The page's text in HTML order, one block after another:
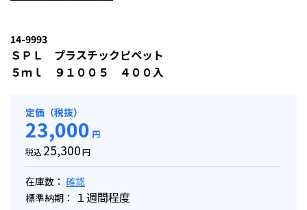
14-9993
ＳＰＬ プラスチックピペット
５ｍｌ ９１００５ ４００入
定価（税抜）
23,000 円
税込 25,300円
在庫数： 確認
標準納期：
１週間程度